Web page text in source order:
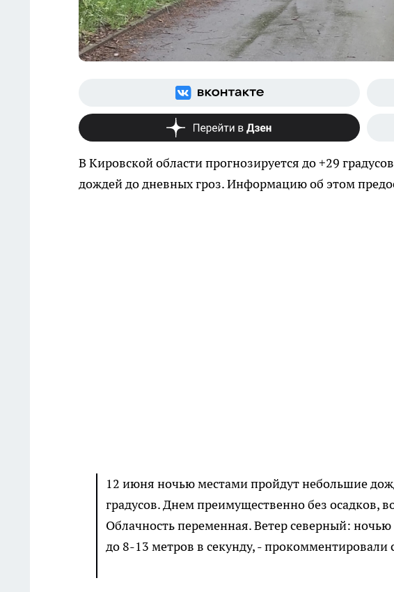
В Кировской области прогнозируется до +29
дождей до дневных гроз. Информацию об этом
12 июня ночью местами пройдут небольшие
градусов. Днем преимущественно без осадков,
Облачность переменная. Ветер северный:
до 8-13 метров в секунду, - прокомментировали